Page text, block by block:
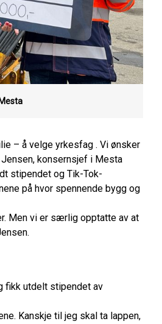
Mesta
– å velge yrkesfag . Vi ønsker
konsernsjef i Mesta
stipendet og Tik-Tok-
på hvor spennende bygg og
Men vi er særlig opptatte av at
fikk utdelt stipendet av
Kanskje til jeg skal ta lappen,